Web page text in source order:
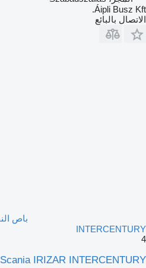
Áipli Busz Kft.
الاتصال بالبائع
INTERCENTURY
4
Scania IRIZAR INTERCENTURY